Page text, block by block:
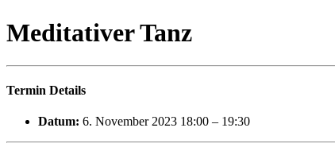
Meditativer Tanz
Termin Details
Datum: 6. November 2023 18:00 – 19:30